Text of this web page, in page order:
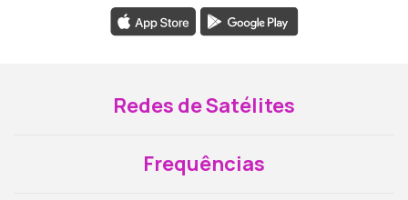
Redes de Satélites
Frequências